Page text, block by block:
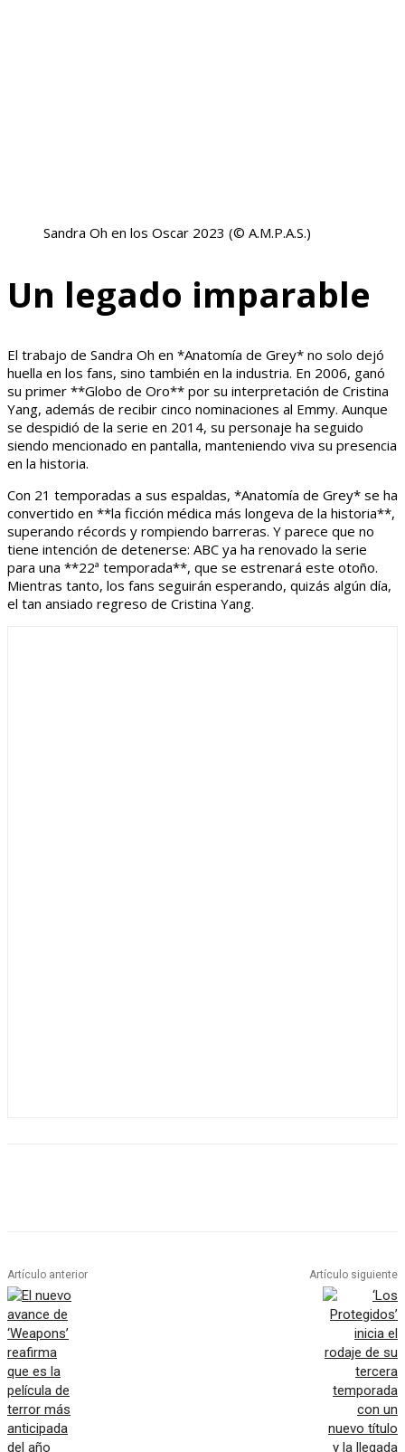
Sandra Oh en los Oscar 2023 (© A.M.P.A.S.)
Un legado imparable
El trabajo de Sandra Oh en *Anatomía de Grey* no solo dejó
huella en los fans, sino también en la industria. En 2006, ganó
su primer **Globo de Oro** por su interpretación de Cristina
Yang, además de recibir cinco nominaciones al Emmy. Aunque
se despidió de la serie en 2014, su personaje ha seguido
siendo mencionado en pantalla, manteniendo viva su presencia
en la historia.
Con 21 temporadas a sus espaldas, *Anatomía de Grey* se ha
convertido en **la ficción médica más longeva de la historia**,
superando récords y rompiendo barreras. Y parece que no
tiene intención de detenerse: ABC ya ha renovado la serie
para una **22ª temporada**, que se estrenará este otoño.
Mientras tanto, los fans seguirán esperando, quizás algún día,
el tan ansiado regreso de Cristina Yang.
Artículo anterior Artículo siguiente